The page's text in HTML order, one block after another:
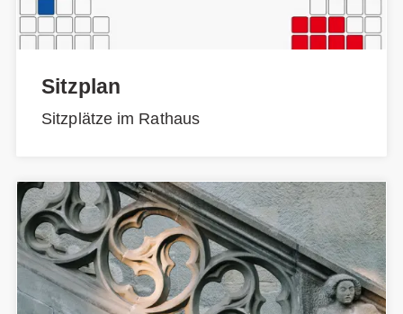
Sitzplan
Sitzplätze im Rathaus